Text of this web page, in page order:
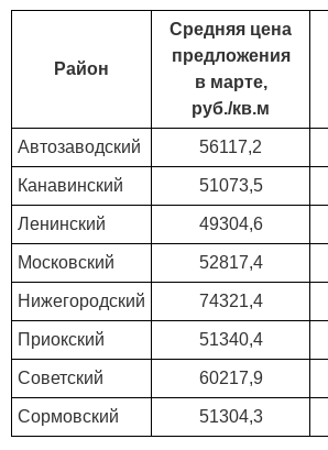
Район
Средняя цена
предложения
в марте,
руб./кв.м
Автозаводский 56117,2
Канавинский 51073,5
Ленинский 49304,6
Московский 52817,4
Нижегородский 74321,4
Приокский 51340,4
Советский 60217,9
Сормовский 51304,3